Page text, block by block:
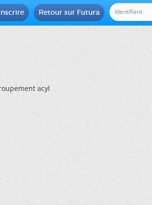
Retour sur Futura
acyl